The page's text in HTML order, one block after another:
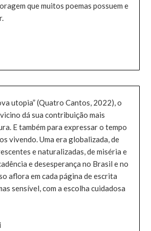
que muitos poemas possuem e
utopia” (Quatro Cantos, 2022), o
dá sua contribuição mais
E também para expressar o tempo
vivendo. Uma era globalizada, de
e naturalizadas, de miséria e
e desesperança no Brasil e no
aflora em cada página de escrita
sensível, com a escolha cuidadosa